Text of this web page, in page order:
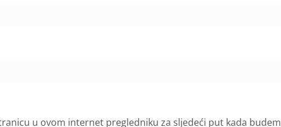
u ovom internet pregledniku za sljedeći put kada budem